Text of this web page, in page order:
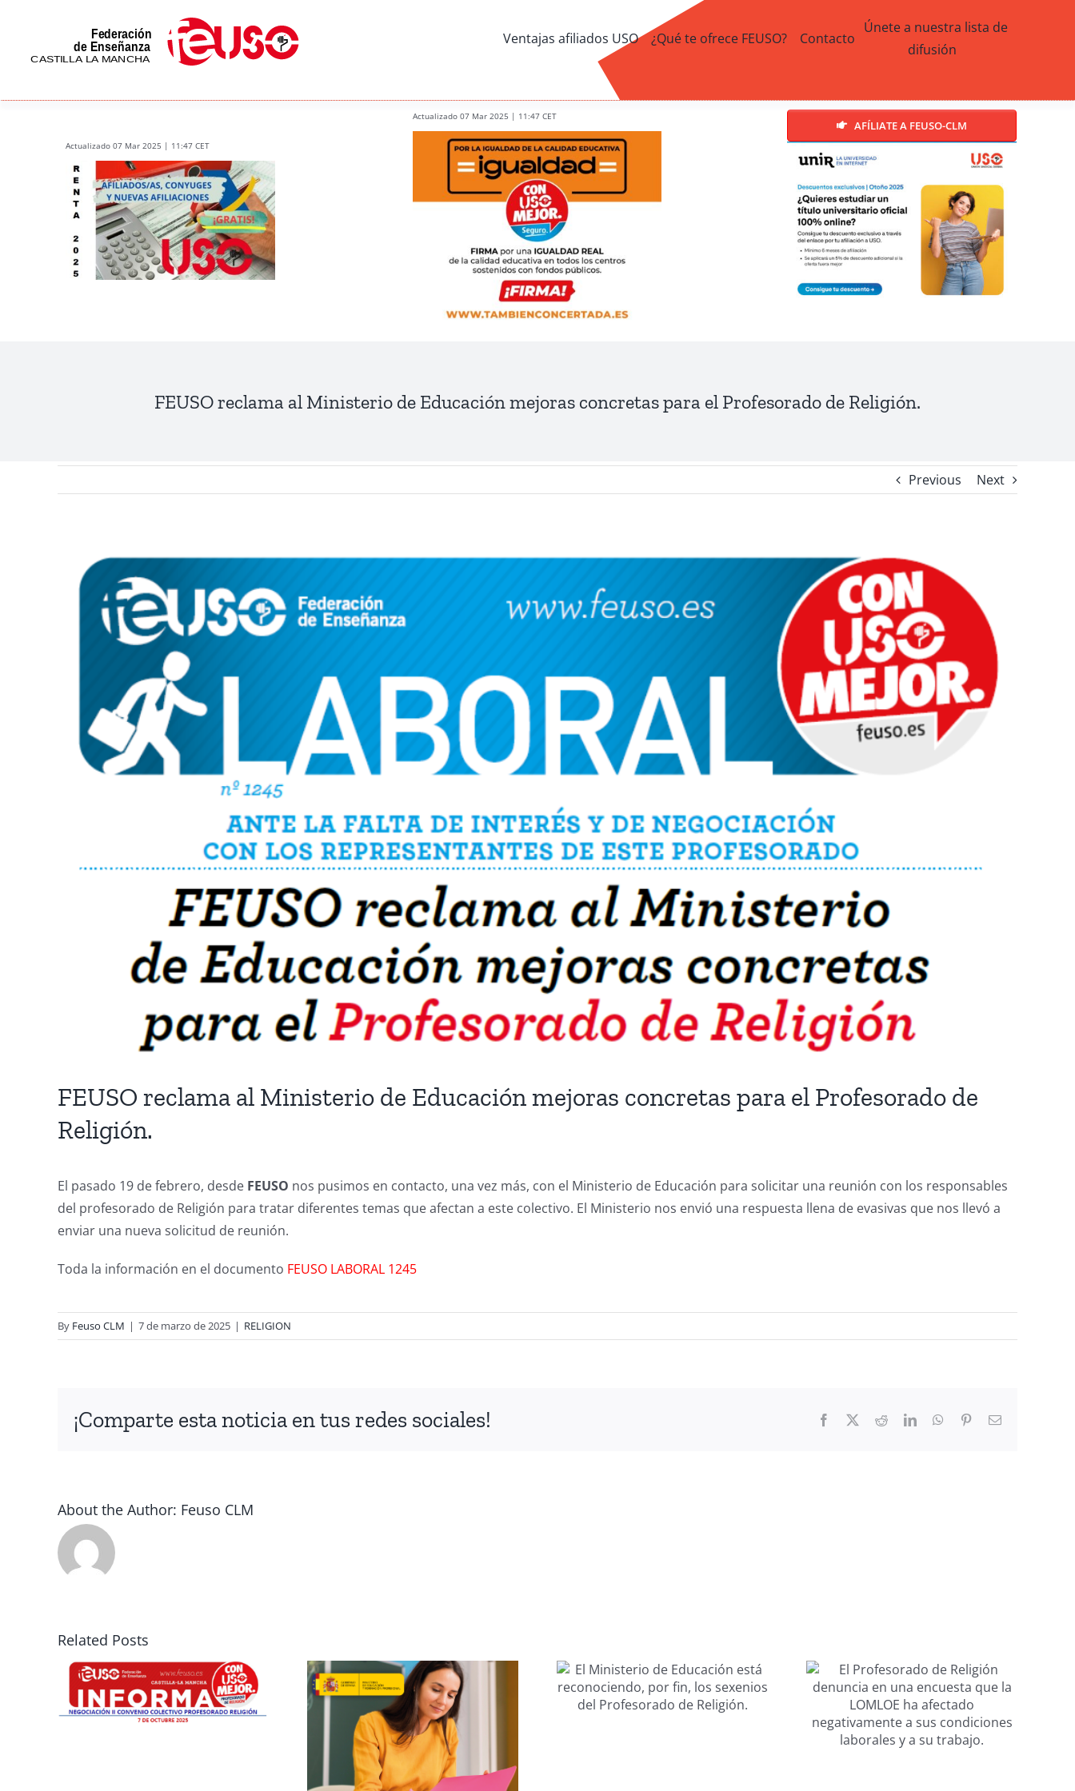
content
Ventajas afiliados USO ¿Qué te ofrece FEUSO? Contacto
Únete a nuestra lista de
difusión
Actualizado 07 Mar 2025 | 11:47 CET
Actualizado 07 Mar 2025 | 11:47 CET
AFÍLIATE A FEUSO-CLM
FEUSO reclama al Ministerio de Educación mejoras concretas para el Profesorado de Religión.
Previous Next
Larger
FEUSO reclama al Ministerio de Educación mejoras concretas para el Profesorado de
Religión.
El pasado 19 de febrero, desde FEUSO nos pusimos en contacto, una vez más, con el Ministerio de Educación para solicitar una reunión con los responsables
del profesorado de Religión para tratar diferentes temas que afectan a este colectivo. El Ministerio nos envió una respuesta llena de evasivas que nos llevó a
enviar una nueva solicitud de reunión.
Toda la información en el documento FEUSO LABORAL 1245
By Feuso CLM | 7 de marzo de 2025 | RELIGION
¡Comparte esta noticia en tus redes sociales! Facebook RedditLinkedInWhatsApp
PinterestEmail
About the Author: Feuso CLM
Related PostsSolicitud de
reconocimiento
de itinerancias
para el
Educación está
reconociendo, por
fin, los sexenios
del Profesorado
de Religión.
en una encuesta
que la LOMLOE
Convenio
Colectivo-
Profesorado de